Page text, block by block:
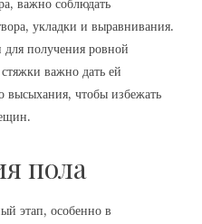
важно соблюдать
укладки и выравнивания.
для получения ровной
важно дать ей
высыхания, чтобы избежать
пола
этап, особенно в